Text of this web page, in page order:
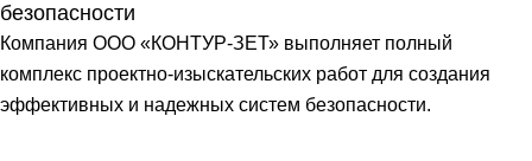
безопасности
Компания ООО «КОНТУР-ЗЕТ» выполняет полный
комплекс проектно-изыскательских работ для создания
эффективных и надежных систем безопасности.